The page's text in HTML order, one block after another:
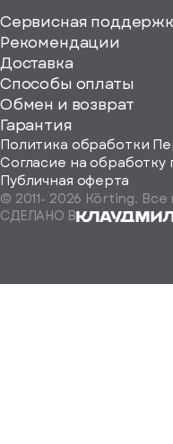
Сервисная
Рекомендации
Доставка
Способы оплаты
Обмен и возврат
Гарантия
Политика обработки
Согласие на
Публичная оферта
© 2011- 2026 Körting.
СДЕЛАНО В
Определить